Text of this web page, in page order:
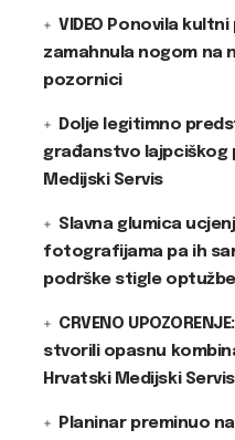
VIDEO Ponovila
zamahnula nogom na
pozornici
Dolje legitimno
građanstvo lajpciškog
Medijski Servis
Slavna glumica
fotografijama pa ih
podrške stigle optužbe,
CRVENO
stvorili opasnu
Hrvatski Medijski Servis
Planinar preminuo